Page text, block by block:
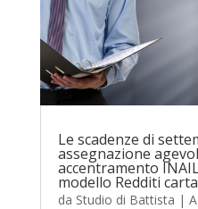
Le scadenze di
assegnazione
accentramento
modello Redditi
da Studio di Battista |